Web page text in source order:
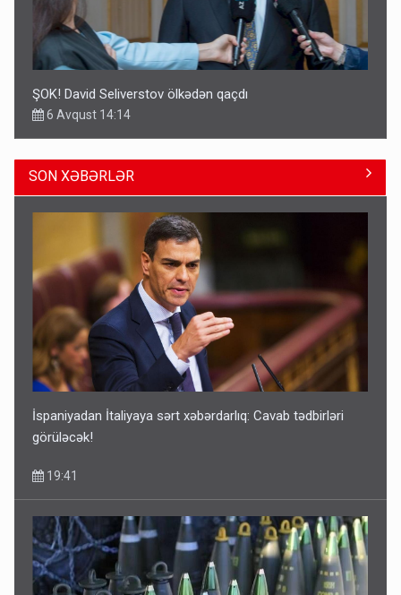
ŞOK! David Seliverstov ölkədən qaçdı
6 Avqust 14:14
Geri çağırılan səfir Abel Məhərrəmovun oğludur - DOSYE
14:07
SON XƏBƏRLƏR
İspaniyadan İtaliyaya sərt xəbərdarlıq: Cavab tədbirləri
görüləcək!
19:41